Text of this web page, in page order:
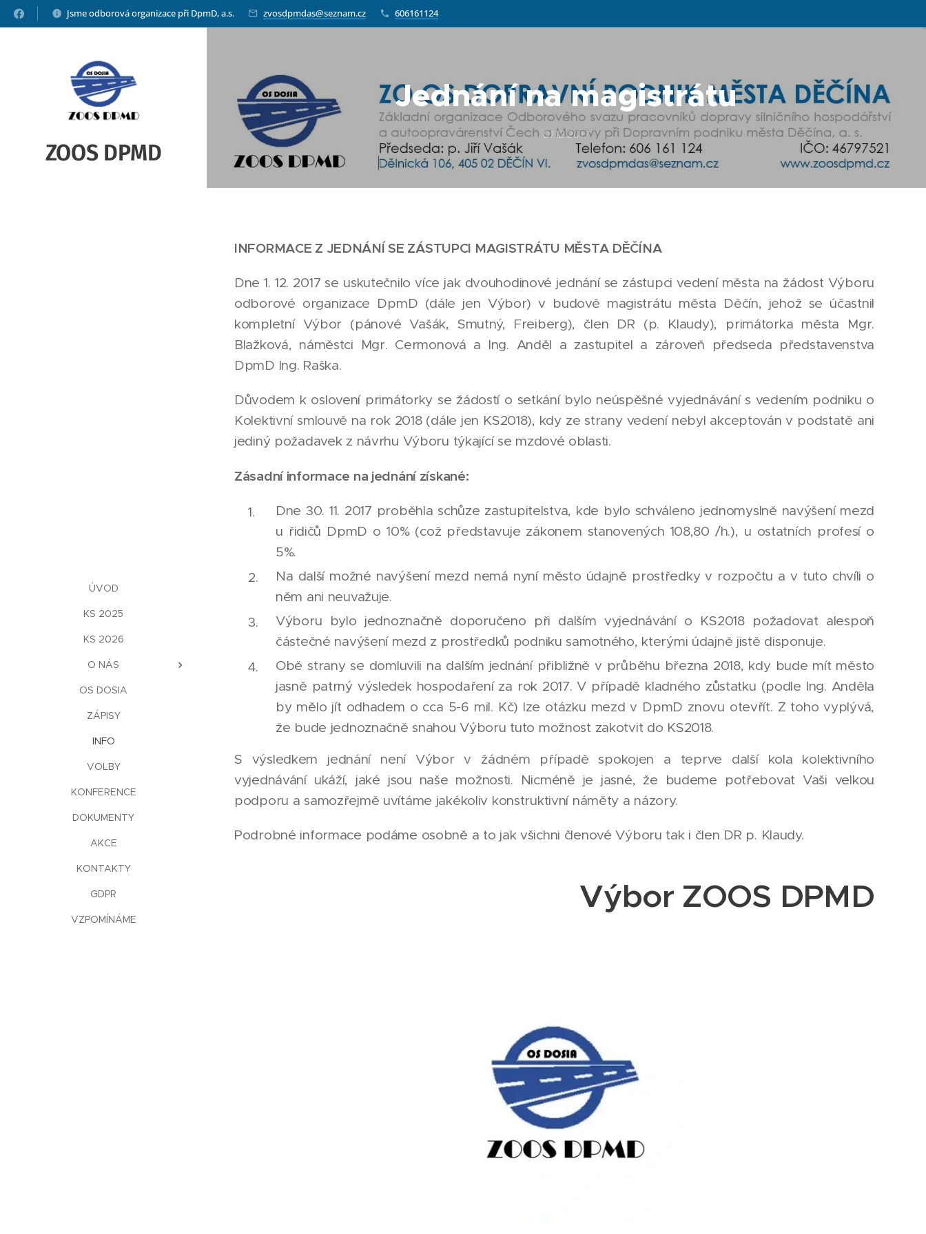
Jsme odborová organizace při DpmD, a.s. zvosdpmdas@seznam.cz 606161124
ZOOS DPMD
ÚVOD
KS 2025
KS 2026
O NÁS
OS DOSIA
ZÁPISY
INFO
VOLBY
KONFERENCE
DOKUMENTY
AKCE
KONTAKTY
GDPR
VZPOMÍNÁME
Jednání na magistrátu
01.12.2017
INFORMACE Z JEDNÁNÍ SE ZÁSTUPCI MAGISTRÁTU MĚSTA DĚČÍNA
Dne 1. 12. 2017 se uskutečnilo více jak dvouhodinové jednání se zástupci vedení města na žádost Výboru
odborové organizace DpmD (dále jen Výbor) v budově magistrátu města Děčín, jehož se účastnil
kompletní Výbor (pánové Vašák, Smutný, Freiberg), člen DR (p. Klaudy), primátorka města Mgr.
Blažková, náměstci Mgr. Cermonová a Ing. Anděl a zastupitel a zároveň předseda představenstva
DpmD Ing. Raška.
Důvodem k oslovení primátorky se žádostí o setkání bylo neúspěšné vyjednávání s vedením podniku o
Kolektivní smlouvě na rok 2018 (dále jen KS2018), kdy ze strany vedení nebyl akceptován v podstatě ani
jediný požadavek z návrhu Výboru týkající se mzdové oblasti.
Zásadní informace na jednání získané:
Dne 30. 11. 2017 proběhla schůze zastupitelstva, kde bylo schváleno jednomyslně navýšení mezd
u řidičů DpmD o 10% (což představuje zákonem stanovených 108,80 /h.), u ostatních profesí o
5%.
Na další možné navýšení mezd nemá nyní město údajně prostředky v rozpočtu a v tuto chvíli o
něm ani neuvažuje.
Výboru bylo jednoznačně doporučeno při dalším vyjednávání o KS2018 požadovat alespoň
částečné navýšení mezd z prostředků podniku samotného, kterými údajně jistě disponuje.
Obě strany se domluvili na dalším jednání přibližně v průběhu března 2018, kdy bude mít město
jasně patrný výsledek hospodaření za rok 2017. V případě kladného zůstatku (podle Ing. Anděla
by mělo jít odhadem o cca 5-6 mil. Kč) lze otázku mezd v DpmD znovu otevřít. Z toho vyplývá,
že bude jednoznačně snahou Výboru tuto možnost zakotvit do KS2018.
S výsledkem jednání není Výbor v žádném případě spokojen a teprve další kola kolektivního
vyjednávání ukáží, jaké jsou naše možnosti. Nicméně je jasné, že budeme potřebovat Vaši velkou
podporu a samozřejmě uvítáme jakékoliv konstruktivní náměty a názory.
Podrobné informace podáme osobně a to jak všichni členové Výboru tak i člen DR p. Klaudy.
Výbor ZOOS DPMD